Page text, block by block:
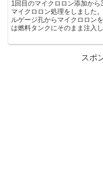
1回目のマイクロロン添加か
マイクロロン処理をしました
ルゲージ孔からマイクロロン
は燃料タンクにそのまま注入
スポ